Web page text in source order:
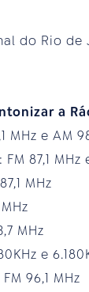
do Rio de
a
MHz e AM
87,1 MHz
MHz
MHz
e
96,1 MHz